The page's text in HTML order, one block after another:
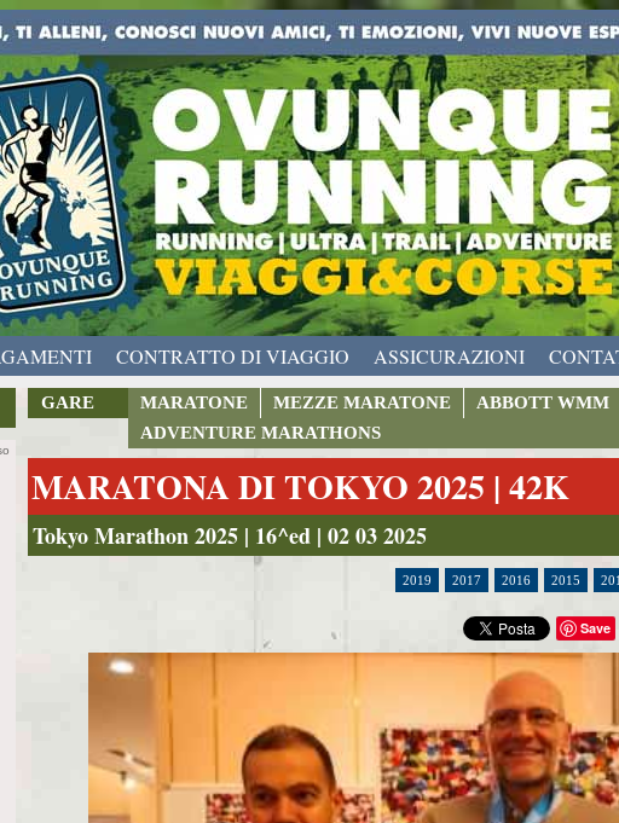
CONTRATTO DI VIAGGIO ASSICURAZIONI
GARE MARATONE MEZZE MARATONE ABBOTT WMM
ADVENTURE MARATHONS
MARATONA DI TOKYO 2025 | 42K
Tokyo Marathon 2025 | 16^ed | 02 03 2025
2019 2017 2016 2015
Save